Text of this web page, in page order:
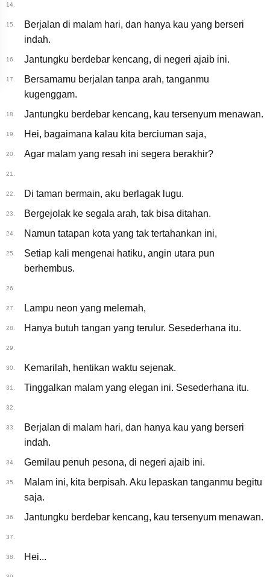
14.
15.
Berjalan di malam hari, dan hanya kau yang berseri
indah.
16. Jantungku berdebar kencang, di negeri ajaib ini.
17.
Bersamamu berjalan tanpa arah, tanganmu
kugenggam.
18. Jantungku berdebar kencang, kau tersenyum menawan.
19. Hei, bagaimana kalau kita berciuman saja,
20. Agar malam yang resah ini segera berakhir?
21.
22. Di taman bermain, aku berlagak lugu.
23. Bergejolak ke segala arah, tak bisa ditahan.
24. Namun tatapan kota yang tak tertahankan ini,
25.
Setiap kali mengenai hatiku, angin utara pun
berhembus.
26.
27. Lampu neon yang melemah,
28. Hanya butuh tangan yang terulur. Sesederhana itu.
29.
30. Kemarilah, hentikan waktu sejenak.
31. Tinggalkan malam yang elegan ini. Sesederhana itu.
32.
33.
Berjalan di malam hari, dan hanya kau yang berseri
indah.
34. Gemilau penuh pesona, di negeri ajaib ini.
35.
Malam ini, kita berpisah. Aku lepaskan tanganmu begitu
saja.
36. Jantungku berdebar kencang, kau tersenyum menawan.
37.
38. Hei...